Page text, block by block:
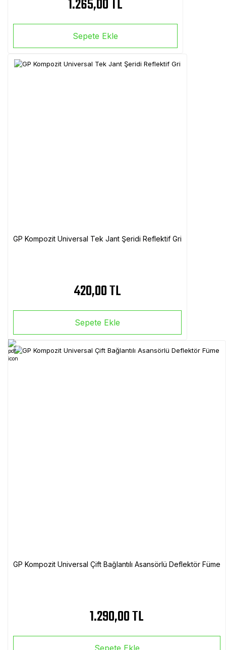
1.265,00 TL
Sepete Ekle
GP Kompozit Universal Tek Jant Şeridi Reflektif Gri
420,00 TL
Sepete Ekle
GP Kompozit Universal Çift Bağlantılı Asansörlü Deflektör Füme
1.290,00 TL
Sepete Ekle